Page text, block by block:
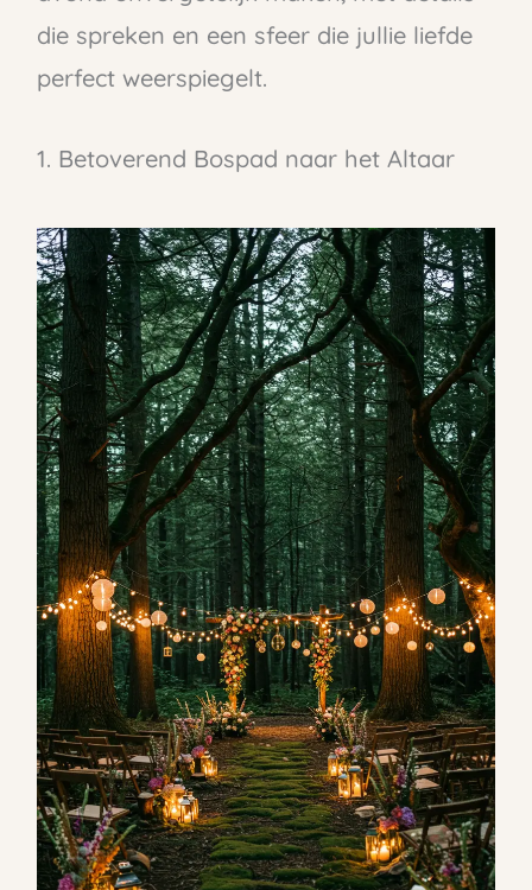
die spreken en een sfeer die jullie liefde
perfect weerspiegelt.
1. Betoverend Bospad naar het Altaar